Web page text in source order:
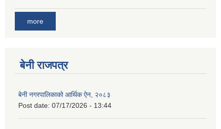
more
बेनी राजपत्र
बेनी नगरपालिकाको आर्थिक ऐन, २०८३
Post date: 07/17/2026 - 13:44